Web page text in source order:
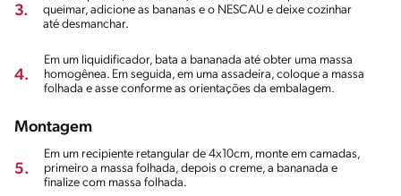
3.
queimar, adicione as bananas e o NESCAU e deixe cozinhar
até desmanchar.
4.
Em um liquidificador, bata a bananada até obter uma massa
homogênea. Em seguida, em uma assadeira, coloque a massa
folhada e asse conforme as orientações da embalagem.
Montagem
5.
Em um recipiente retangular de 4x10cm, monte em camadas,
primeiro a massa folhada, depois o creme, a bananada e
finalize com massa folhada.